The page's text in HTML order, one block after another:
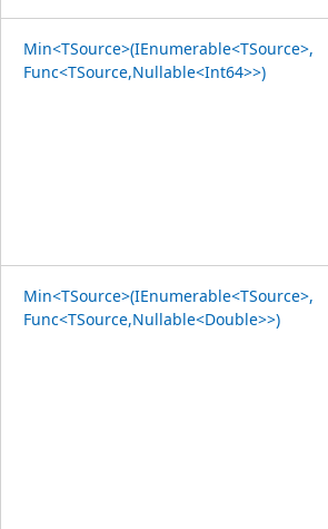
Min<TSource>(IEnumerable<TSource>,
Func<TSource,Nullable<Int64>>)
Min<TSource>(IEnumerable<TSource>,
Func<TSource,Nullable<Double>>)